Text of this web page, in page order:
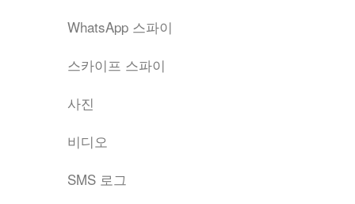
WhatsApp 스파이
스카이프 스파이
사진
비디오
SMS 로그